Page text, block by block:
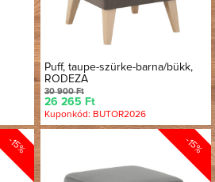
Puff, taupe-szürke-barna/bükk,
RODEZA
30 900 Ft
26 265 Ft
Kuponkód: BUTOR2026
-15% -15%